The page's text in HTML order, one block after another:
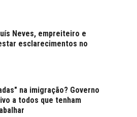
Neves, empreiteiro e
esclarecimentos no
na imigração? Governo
a todos que tenham